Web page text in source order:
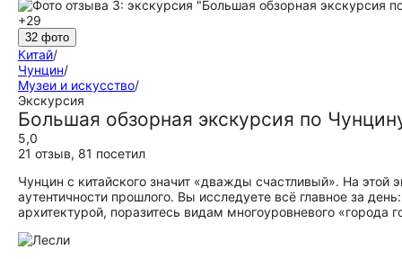
+29
32 фото
Китай/
Чунцин/
Музеи и искусство/
Экскурсия
Большая обзорная экскурсия по
5,0
21 отзыв, 81 посетил
Чунцин с китайского значит «дважды счастливый». На
аутентичности прошлого. Вы исследуете всё главное за
архитектурой, поразитесь видам многоуровневого «города